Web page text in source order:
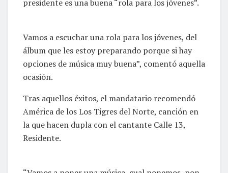
presidente es una buena “rola para los jóvenes”.
Vamos a escuchar una rola para los jóvenes, del
álbum que les estoy preparando porque si hay
opciones de música muy buena”, comentó aquella
ocasión.
Tras aquellos éxitos, el mandatario recomendó
América de los Los Tigres del Norte, canción en
la que hacen dupla con el cantante Calle 13,
Residente.